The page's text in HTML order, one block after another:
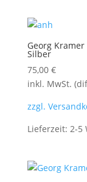
Georg
Silber
75,00 €
inkl. MwSt.
zzgl.
Lieferzeit: 2-5